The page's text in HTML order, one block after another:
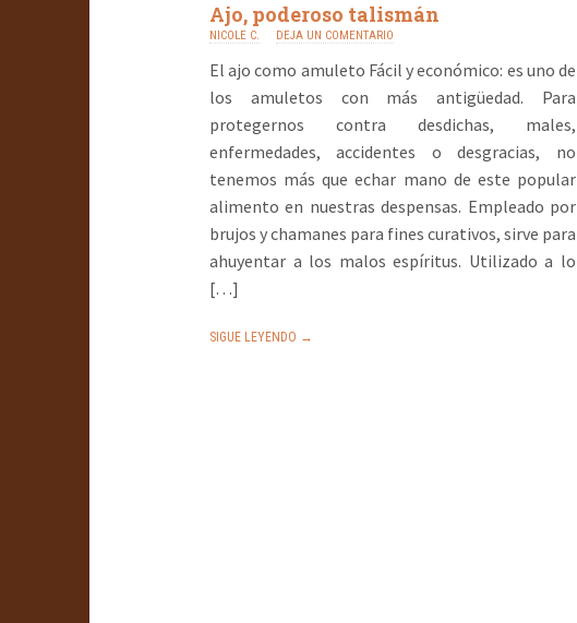
Ajo, poderoso talismán
NICOLE C. DEJA UN COMENTARIO
El ajo como amuleto Fácil y económico: es uno de
los amuletos con más antigüedad. Para
protegernos contra desdichas, males,
enfermedades, accidentes o desgracias, no
tenemos más que echar mano de este popular
alimento en nuestras despensas. Empleado por
brujos y chamanes para fines curativos, sirve para
ahuyentar a los malos espíritus. Utilizado a lo
[…]
SIGUE LEYENDO →